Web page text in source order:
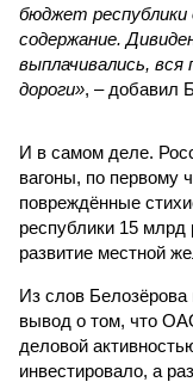
бюджет
содержание.
выплачивались,
дороги», – добавил
И в самом деле.
вагоны, по первому
повреждённые
республики 15 млрд
развитие местной
Из слов Белозёрова
вывод о том, что
деловой
инвестировало, а